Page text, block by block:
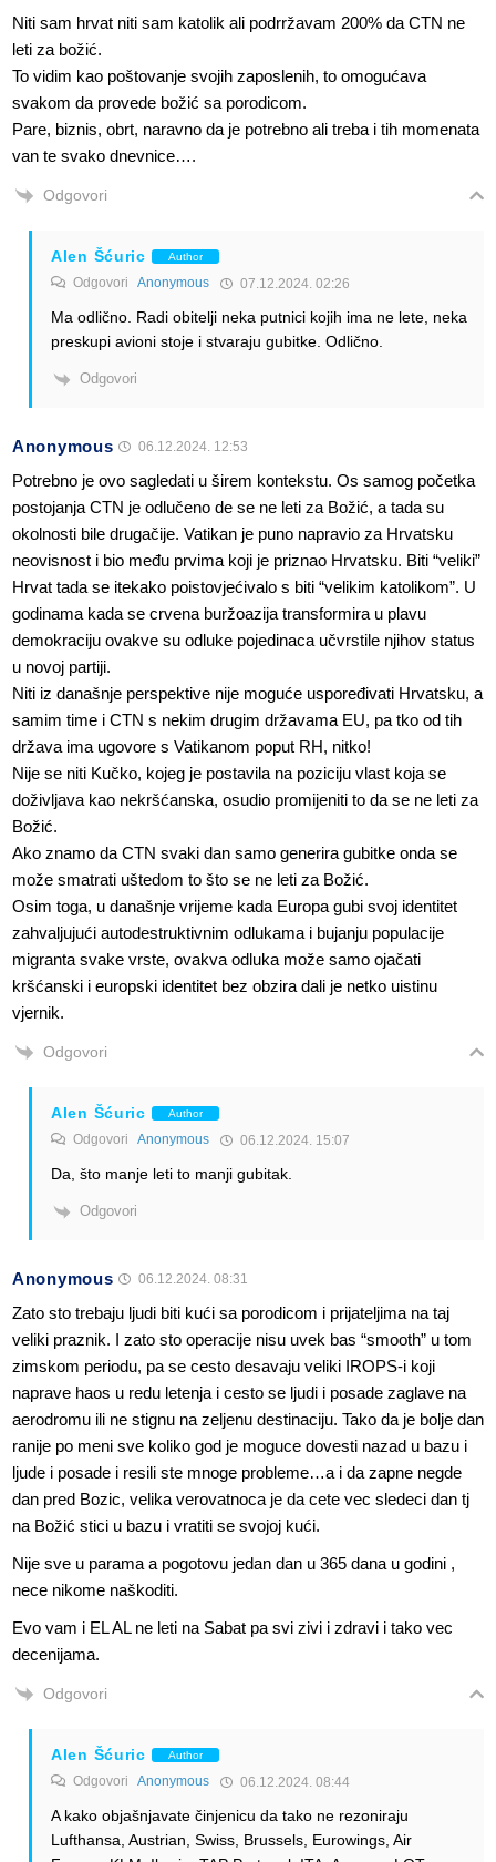
Niti sam hrvat niti sam katolik ali podrržavam 200% da CTN ne
leti za božić.
To vidim kao poštovanje svojih zaposlenih, to omogućava
svakom da provede božić sa porodicom.
Pare, biznis, obrt, naravno da je potrebno ali treba i tih momenata
van te svako dnevnice….
Odgovori
Alen Šćuric Author
Odgovori Anonymous 07.12.2024. 02:26
Ma odlično. Radi obitelji neka putnici kojih ima ne lete, neka
preskupi avioni stoje i stvaraju gubitke. Odlično.
Odgovori
Anonymous 06.12.2024. 12:53
Potrebno je ovo sagledati u širem kontekstu. Os samog početka
postojanja CTN je odlučeno de se ne leti za Božić, a tada su
okolnosti bile drugačije. Vatikan je puno napravio za Hrvatsku
neovisnost i bio među prvima koji je priznao Hrvatsku. Biti “veliki”
Hrvat tada se itekako poistovjećivalo s biti “velikim katolikom”. U
godinama kada se crvena buržoazija transformira u plavu
demokraciju ovakve su odluke pojedinaca učvrstile njihov status
u novoj partiji.
Niti iz današnje perspektive nije moguće uspoređivati Hrvatsku, a
samim time i CTN s nekim drugim državama EU, pa tko od tih
država ima ugovore s Vatikanom poput RH, nitko!
Nije se niti Kučko, kojeg je postavila na poziciju vlast koja se
doživljava kao nekršćanska, osudio promijeniti to da se ne leti za
Božić.
Ako znamo da CTN svaki dan samo generira gubitke onda se
može smatrati uštedom to što se ne leti za Božić.
Osim toga, u današnje vrijeme kada Europa gubi svoj identitet
zahvaljujući autodestruktivnim odlukama i bujanju populacije
migranta svake vrste, ovakva odluka može samo ojačati
kršćanski i europski identitet bez obzira dali je netko uistinu
vjernik.
Odgovori
Alen Šćuric Author
Odgovori Anonymous 06.12.2024. 15:07
Da, što manje leti to manji gubitak.
Odgovori
Anonymous 06.12.2024. 08:31
Zato sto trebaju ljudi biti kući sa porodicom i prijateljima na taj
veliki praznik. I zato sto operacije nisu uvek bas “smooth” u tom
zimskom periodu, pa se cesto desavaju veliki IROPS-i koji
naprave haos u redu letenja i cesto se ljudi i posade zaglave na
aerodromu ili ne stignu na zeljenu destinaciju. Tako da je bolje dan
ranije po meni sve koliko god je moguce dovesti nazad u bazu i
ljude i posade i resili ste mnoge probleme…a i da zapne negde
dan pred Bozic, velika verovatnoca je da cete vec sledeci dan tj
na Božić stici u bazu i vratiti se svojoj kući.
Nije sve u parama a pogotovu jedan dan u 365 dana u godini ,
nece nikome naškoditi.
Evo vam i EL AL ne leti na Sabat pa svi zivi i zdravi i tako vec
decenijama.
Odgovori
Alen Šćuric Author
Odgovori Anonymous 06.12.2024. 08:44
A kako objašnjavate činjenicu da tako ne rezoniraju
Lufthansa, Austrian, Swiss, Brussels, Eurowings, Air